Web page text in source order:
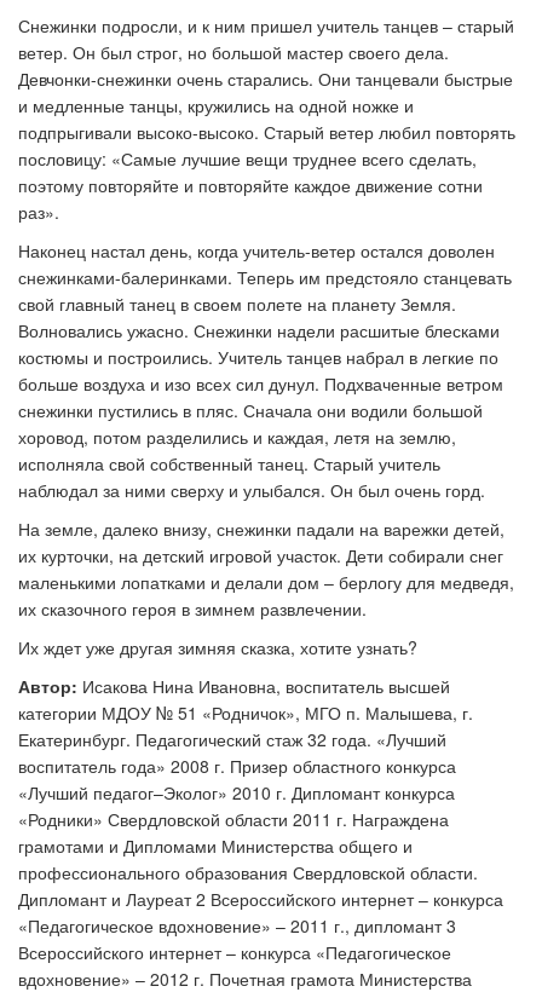
Снежинки подросли, и к ним пришел учитель танцев – старый
ветер. Он был строг, но большой мастер своего дела.
Девчонки-снежинки очень старались. Они танцевали быстрые
и медленные танцы, кружились на одной ножке и
подпрыгивали высоко-высоко. Старый ветер любил повторять
пословицу: «Самые лучшие вещи труднее всего сделать,
поэтому повторяйте и повторяйте каждое движение сотни
раз».
Наконец настал день, когда учитель-ветер остался доволен
снежинками-балеринками. Теперь им предстояло станцевать
свой главный танец в своем полете на планету Земля.
Волновались ужасно. Снежинки надели расшитые блесками
костюмы и построились. Учитель танцев набрал в легкие по
больше воздуха и изо всех сил дунул. Подхваченные ветром
снежинки пустились в пляс. Сначала они водили большой
хоровод, потом разделились и каждая, летя на землю,
исполняла свой собственный танец. Старый учитель
наблюдал за ними сверху и улыбался. Он был очень горд.
На земле, далеко внизу, снежинки падали на варежки детей,
их курточки, на детский игровой участок. Дети собирали снег
маленькими лопатками и делали дом – берлогу для медведя,
их сказочного героя в зимнем развлечении.
Их ждет уже другая зимняя сказка, хотите узнать?
Автор: Исакова Нина Ивановна, воспитатель высшей
категории МДОУ № 51 «Родничок», МГО п. Малышева, г.
Екатеринбург. Педагогический стаж 32 года. «Лучший
воспитатель года» 2008 г. Призер областного конкурса
«Лучший педагог–Эколог» 2010 г. Дипломант конкурса
«Родники» Свердловской области 2011 г. Награждена
грамотами и Дипломами Министерства общего и
профессионального образования Свердловской области.
Дипломант и Лауреат 2 Всероссийского интернет – конкурса
«Педагогическое вдохновение» – 2011 г., дипломант 3
Всероссийского интернет – конкурса «Педагогическое
вдохновение» – 2012 г. Почетная грамота Министерства